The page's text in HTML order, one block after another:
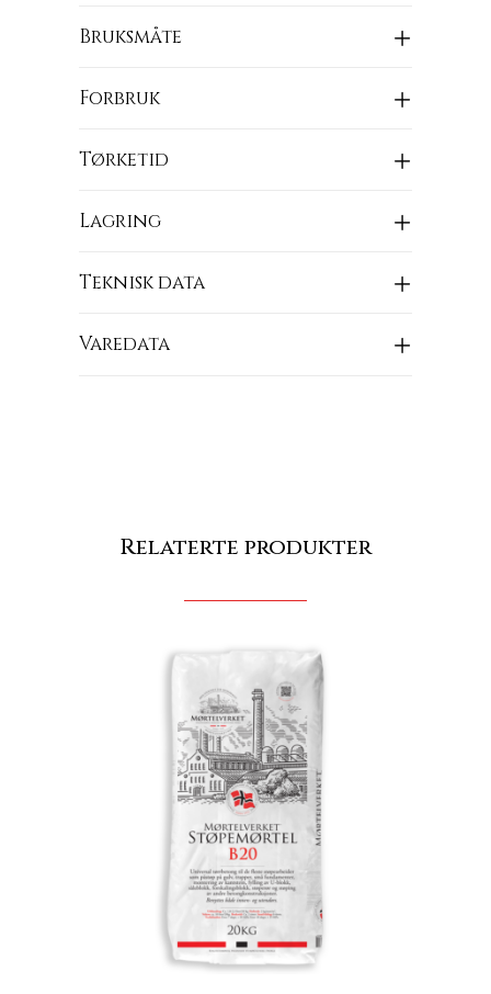
Bruksmåte
Forbruk
Tørketid
Lagring
Teknisk data
Varedata
Relaterte produkter